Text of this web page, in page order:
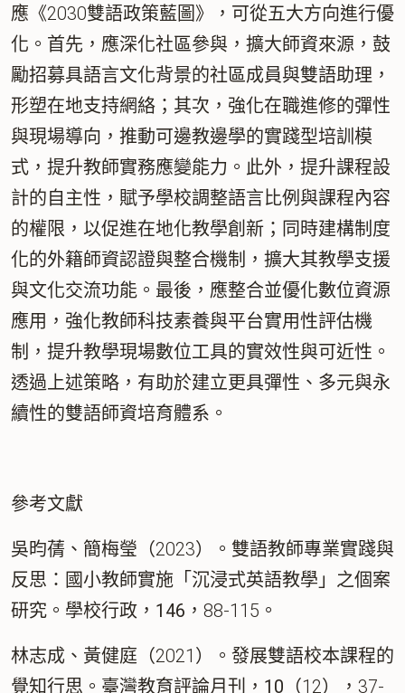
應《2030雙語政策藍圖》，可從五大方向進行優
化。首先，應深化社區參與，擴大師資來源，鼓
勵招募具語言文化背景的社區成員與雙語助理，
形塑在地支持網絡；其次，強化在職進修的彈性
與現場導向，推動可邊教邊學的實踐型培訓模
式，提升教師實務應變能力。此外，提升課程設
計的自主性，賦予學校調整語言比例與課程內容
的權限，以促進在地化教學創新；同時建構制度
化的外籍師資認證與整合機制，擴大其教學支援
與文化交流功能。最後，應整合並優化數位資源
應用，強化教師科技素養與平台實用性評估機
制，提升教學現場數位工具的實效性與可近性。
透過上述策略，有助於建立更具彈性、多元與永
續性的雙語師資培育體系。
參考文獻
吳昀蒨、簡梅瑩（2023）。雙語教師專業實踐與
反思：國小教師實施「沉浸式英語教學」之個案
研究。 學校行政，146 ，88-115。
林志成、黃健庭（2021）。發展雙語校本課程的
覺知行思。 臺灣教育評論月刊，10 （12），37-